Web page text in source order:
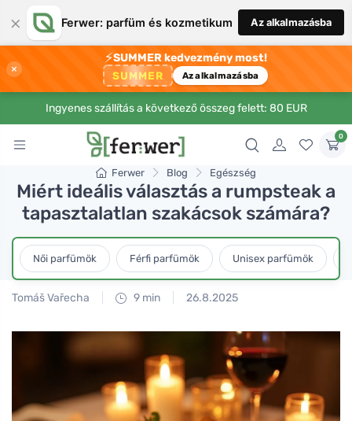
× Ferwer: parfüm és kozmetikum Az alkalmazásba
×
⚡SUMMER kedvezmény most!
SUMMER Az alkalmazásba
Ingyenes szállítás a következő összeg felett: 80 EUR
0
Ferwer Blog Egészség
Miért ideális választás a rumpsteak a
tapasztalatlan szakácsok számára?
Női parfümök Férfi parfümök Unisex parfümök
Tomáš Vařecha 9 min 26.8.2025